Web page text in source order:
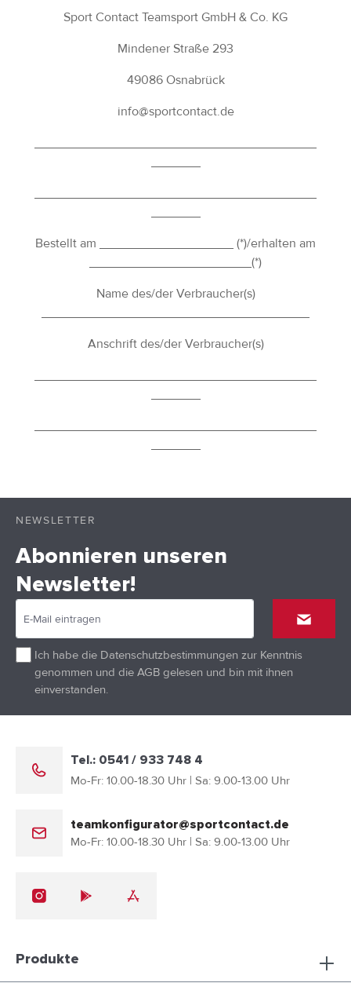
Sport Contact Teamsport GmbH & Co. KG
Mindener Straße 293
49086 Osnabrück
info@sportcontact.de
Bestellt am ___________________ (*)/erhalten am
_______________________(*)
Name des/der Verbraucher(s)
Anschrift des/der Verbraucher(s)
NEWSLETTER
Abonnieren unseren
Newsletter!
Ich habe die Datenschutzbestimmungen zur Kenntnis
genommen und die AGB gelesen und bin mit ihnen
einverstanden.
Tel.: 0541 / 933 748 4
Mo-Fr: 10.00-18.30 Uhr | Sa: 9.00-13.00 Uhr
teamkonfigurator@sportcontact.de
Mo-Fr: 10.00-18.30 Uhr | Sa: 9.00-13.00 Uhr
Produkte